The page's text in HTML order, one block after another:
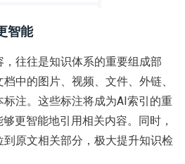
智能
往往是知识体系的重要组成部
中的图片、视频、文件、外链、
注。这些标注将成为AI索引的重
更智能地引用相关内容。同时，
原文相关部分，极大提升知识检